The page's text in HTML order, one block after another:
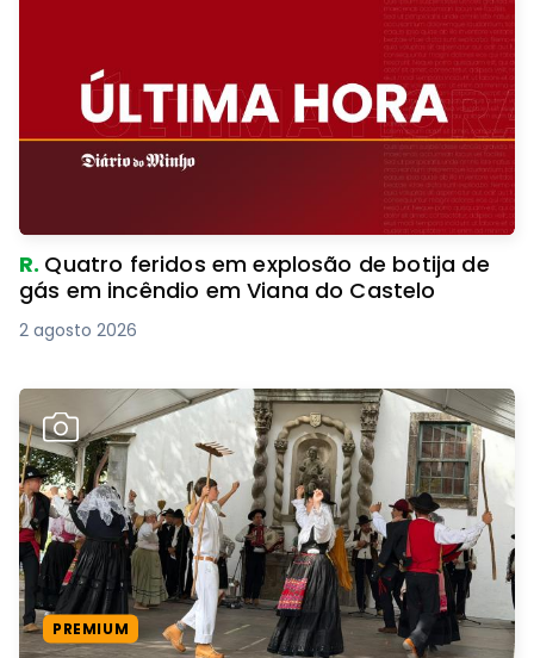
R. Quatro feridos em explosão de botija de
gás em incêndio em Viana do Castelo
2 agosto 2026
PREMIUM